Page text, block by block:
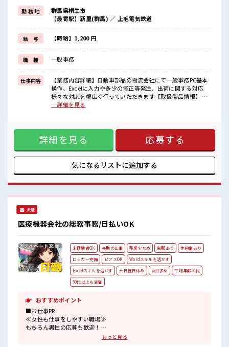
≪時間にメリハリを≫
残業はほとんどナシ！
場合によってはお願いすることもあります♪
≪髪型自由≫
基本的に髪色自由で明るすぎたり奇抜でなければOKです！
(規定有)≪機能的な制服アリ≫
制服があるので、
毎日の服装の悩み解消♪
≪収入アップを目指せる≫
高時給だらけの派遣のお仕事です！
■職場の雰囲気
派手すぎなければ多少のヘアカラーもOKなのはウレシイPoint☆
安心してお仕事に集中♪
勤 務 地
群馬県桐生市
【最寄駅】新里(群馬) ／ 上毛電気鉄道
給 与 【時給】1,200 円
職 種 一般事務
仕事内容
【業務内容詳細】自動車部品の物流会社にて一般事務PC基本
操作、Excelに入力や多少の修正等発注、出荷に関する対応
様々な対応を幅広く行っていただきます【取扱製品情報】 ■
お仕事PR ≪経験者活躍中≫ これまでの経験を活かしません
合によってはお願いすることもあります♪ ≪髪型自由≫ 基本
的に髪色自由で明るすぎたり奇抜でなければOKです！ (規定
有)≪機能的な制服アリ≫ 制服があるので、 毎日の服装の悩
み解消♪ ≪収入アップを目指せる≫ 高時給だらけの派遣のお
仕事です！ ■職場の雰囲気 派手すぎなければ多少のヘアカラ
ーもOKなのはウレシイPoint☆ 休憩室完備でランチや休憩も
…詳細を見る
詳細を見る 応募する
気になるリストに追加する
派遣
医療機器会社の総務事務/日払いOK
未経験者OK 長期の仕事 残業少なめ 制服あり
休憩室あり
ロッカー完備
ピアスOK
Wordスキルを活かす
Excelスキルを活かす
土日祝日休み 女性多め
平均年齢20代
50代以上も活躍
おすすめポイント
■お仕事PR
≪女性も仕事をしやすい職場≫
もちろん男性の応募も歓迎！
もっと見る